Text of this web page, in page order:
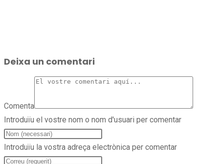
Deixa un comentari
Comenta
Introduïu el vostre nom o nom d'usuari per comentar
Introduïu la vostra adreça electrònica per comentar